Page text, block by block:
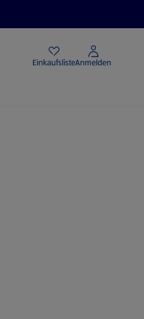
EinkaufslisteAnmelden